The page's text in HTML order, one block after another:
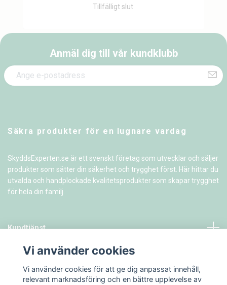
Tillfälligt slut
Anmäl dig till vår kundklubb
Säkra produkter för en lugnare vardag
SkyddsExperten.se är ett svenskt företag som utvecklar och säljer
produkter som sätter din säkerhet och trygghet först. Här hittar du
utvalda och handplockade kvalitetsprodukter som skapar trygghet
för hela din familj.
Kundtjänst
Information
Vi använder cookies
Vi använder cookies för att ge dig anpassat innehåll,
relevant marknadsföring och en bättre upplevelse av